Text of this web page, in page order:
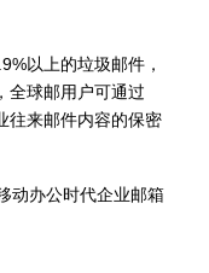
以上的垃圾邮件，
全球邮用户可通过
往来邮件内容的保密
动办公时代企业邮箱